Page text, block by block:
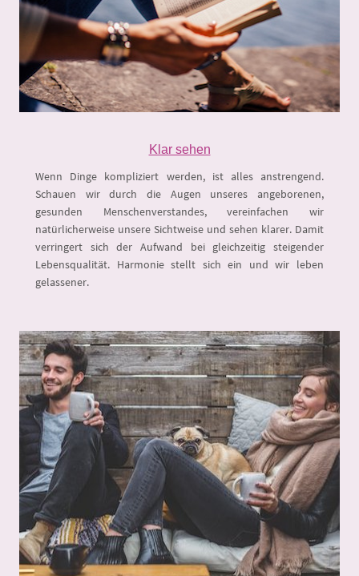
Klar sehen
Wenn Dinge kompliziert werden, ist alles anstrengend.
Schauen wir durch die Augen unseres angeborenen,
gesunden Menschenverstandes, vereinfachen wir
natürlicherweise unsere Sichtweise und sehen klarer. Damit
verringert sich der Aufwand bei gleichzeitig steigender
Lebensqualität. Harmonie stellt sich ein und wir leben
gelassener.